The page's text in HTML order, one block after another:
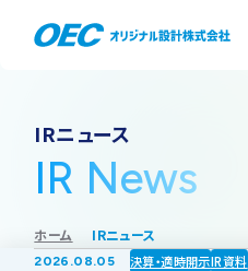
会社概要
代表挨拶
事業紹介
事業一覧
IR情報
IRニュース
IR News
ホーム IRニュース
2026.08.05 決算・適時開示IR資料